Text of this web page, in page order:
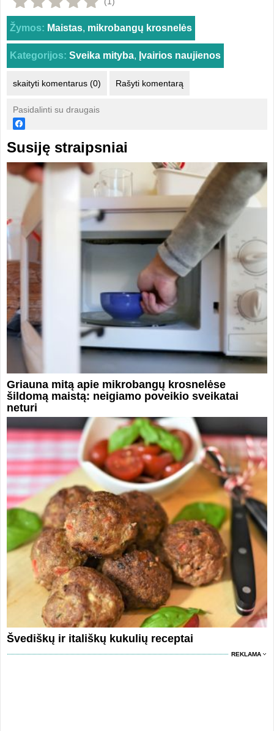
Žymos: Maistas, mikrobangų krosnelės
Kategorijos: Sveika mityba, Įvairios naujienos
skaityti komentarus (0) Rašyti komentarą
Pasidalinti su draugais
Susiję straipsniai
Griauna mitą apie mikrobangų krosnelėse
šildomą maistą: neigiamo poveikio sveikatai
neturi
Švediškų ir itališkų kukulių receptai
REKLAMA